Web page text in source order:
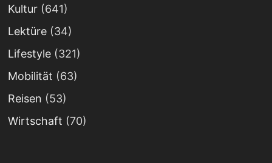
Kultur(641)
Lektüre(34)
Lifestyle(321)
Mobilität (63)
Reisen (53)
Wirtschaft (70)